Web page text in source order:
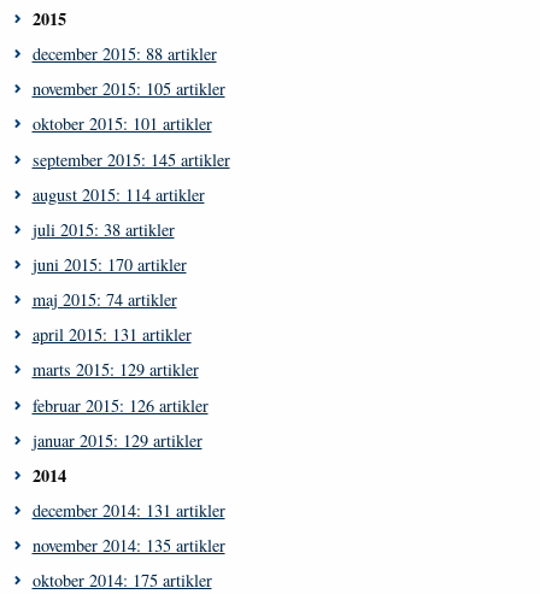
2015
december 2015: 88 artikler
november 2015: 105 artikler
oktober 2015: 101 artikler
september 2015: 145 artikler
august 2015: 114 artikler
juli 2015: 38 artikler
juni 2015: 170 artikler
maj 2015: 74 artikler
april 2015: 131 artikler
marts 2015: 129 artikler
februar 2015: 126 artikler
januar 2015: 129 artikler
2014
december 2014: 131 artikler
november 2014: 135 artikler
oktober 2014: 175 artikler